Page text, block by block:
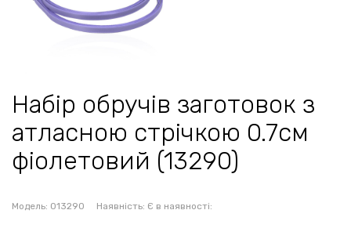
Набір обручів заготовок з
атласною стрічкою 0.7см
фіолетовий (13290)
Модель: 013290 Наявність: Є в наявності: